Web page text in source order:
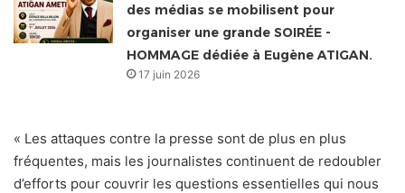
des médias se mobilisent pour
organiser une grande SOIRÉE -
HOMMAGE dédiée à Eugène ATIGAN.
17 juin 2026
« Les attaques contre la presse sont de plus en plus
fréquentes, mais les journalistes continuent de redoubler
d’efforts pour couvrir les questions essentielles qui nous